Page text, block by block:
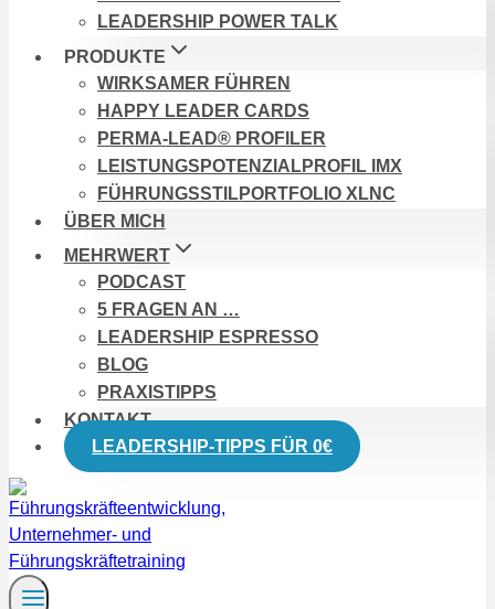
LEADERSHIP POWER TALK
PRODUKTE
WIRKSAMER FÜHREN
HAPPY LEADER CARDS
PERMA-LEAD® PROFILER
LEISTUNGSPOTENZIALPROFIL IMX
FÜHRUNGSSTILPORTFOLIO XLNC
ÜBER MICH
MEHRWERT
PODCAST
5 FRAGEN AN …
LEADERSHIP ESPRESSO
BLOG
PRAXISTIPPS
KONTAKT
LEADERSHIP-TIPPS FÜR 0€